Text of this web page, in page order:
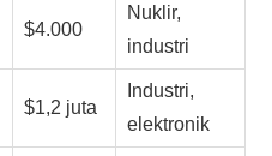
$4.000
Nuklir,
industri
$1,2 juta
Industri,
elektronik